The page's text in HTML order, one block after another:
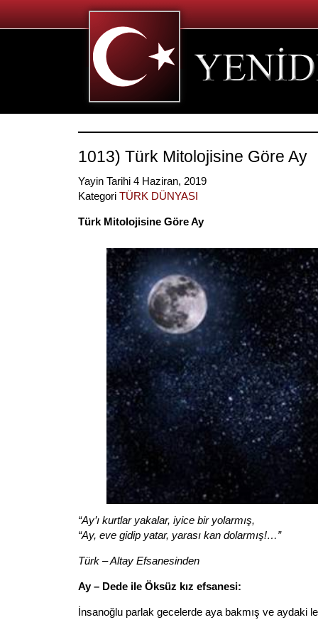
1013) Türk Mitolojisine Göre Ay
Yayin Tarihi 4 Haziran, 2019
Kategori TÜRK DÜNYASI
Türk Mitolojisine Göre Ay
“Ay’ı kurtlar yakalar, iyice bir yolarmış,
“Ay, eve gidip yatar, yarası kan dolarmış!…”
Türk – Altay Efsanesinden
Ay – Dede ile Öksüz kız efsanesi:
İnsanoğlu parlak gecelerde aya bakmış ve aydaki